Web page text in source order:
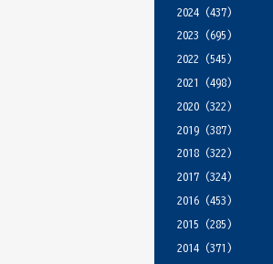
2024 (437)
2023 (695)
2022 (545)
2021
(498)
2020 (322)
2019 (387)
2018 (322)
2017 (324)
2016 (453)
2015 (285)
2014 (371)